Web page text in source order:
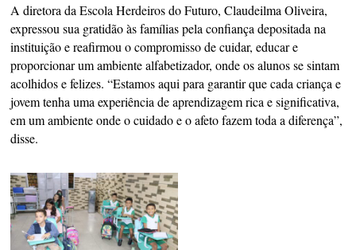
A diretora da Escola Herdeiros do Futuro, Claudeilma Oliveira,
expressou sua gratidão às famílias pela confiança depositada na
instituição e reafirmou o compromisso de cuidar, educar e
proporcionar um ambiente alfabetizador, onde os alunos se sintam
acolhidos e felizes. “Estamos aqui para garantir que cada criança e
jovem tenha uma experiência de aprendizagem rica e significativa,
em um ambiente onde o cuidado e o afeto fazem toda a diferença”,
disse.